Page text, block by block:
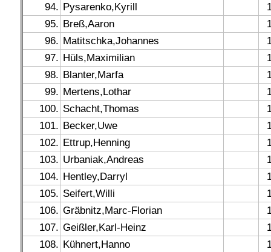
94. Pysarenko,Kyrill
95. Breß,Aaron
96. Matitschka,Johannes
97. Hüls,Maximilian
98. Blanter,Marfa
99. Mertens,Lothar
100. Schacht,Thomas
101. Becker,Uwe
102. Ettrup,Henning
103. Urbaniak,Andreas
104. Hentley,Darryl
105. Seifert,Willi
106. Gräbnitz,Marc-Florian
107. Geißler,Karl-Heinz
108. Kühnert,Hanno